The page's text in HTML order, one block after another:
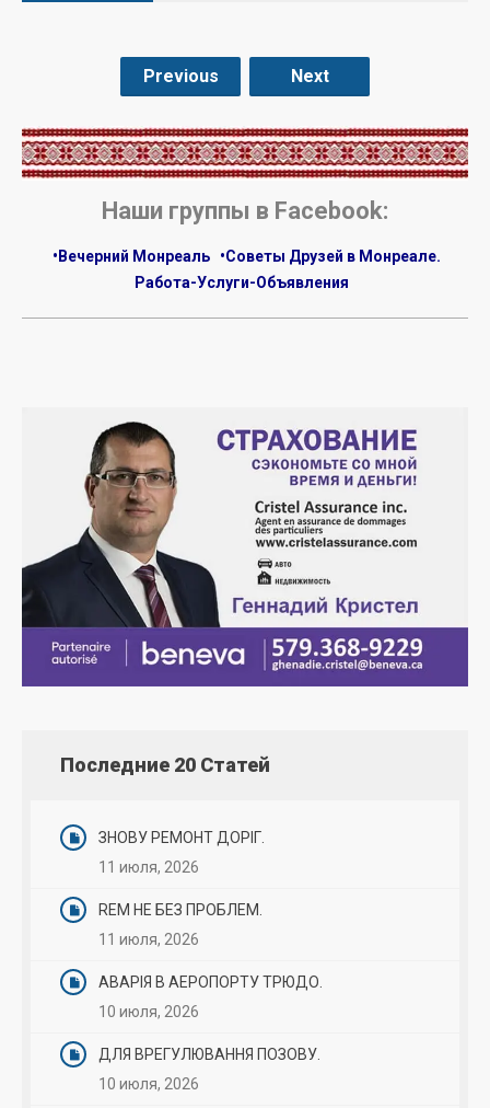
Previous Next
.
Наши группы в Facebook:
•Вечерний Монреаль
•Советы Друзей в Монреале.
Работа-Услуги-Объявления
Последние 20 Статей
ЗНОВУ РЕМОНТ ДОРІГ.
11 июля, 2026
REM НЕ БЕЗ ПРОБЛЕМ.
11 июля, 2026
АВАРІЯ В АЕРОПОРТУ ТРЮДО.
10 июля, 2026
ДЛЯ ВРЕГУЛЮВАННЯ ПОЗОВУ.
10 июля, 2026